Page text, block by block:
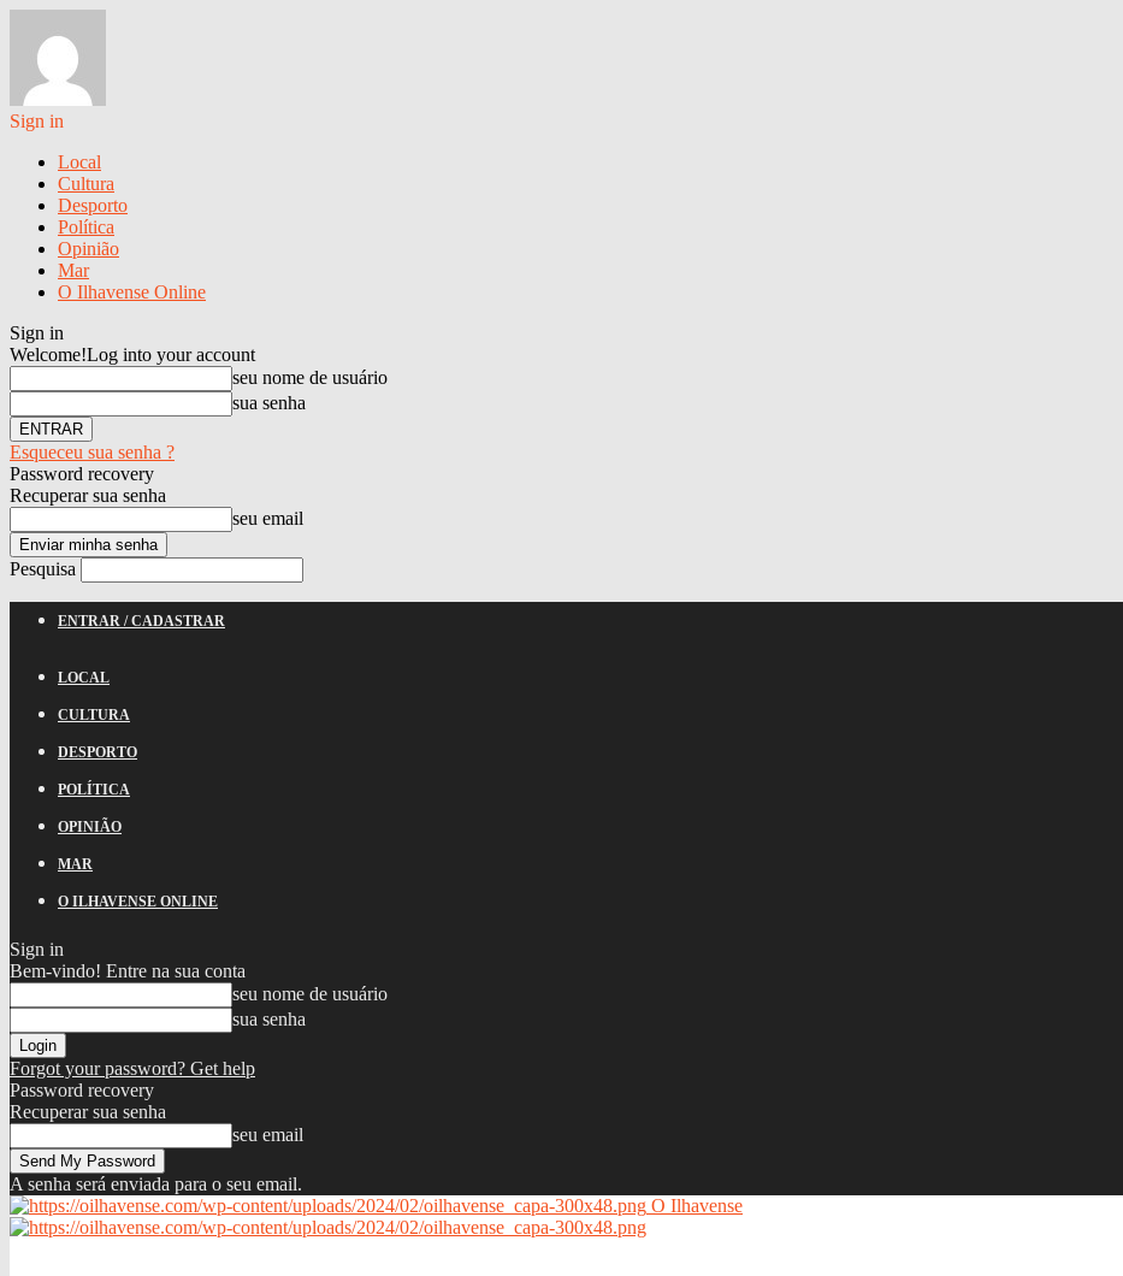
Sign in
Local
Cultura
Desporto
Política
Opinião
Mar
O Ilhavense Online
Sign in
Welcome!Log into your account
seu nome de usuário
sua senha
Esqueceu sua senha ?
Password recovery
Recuperar sua senha
seu email
Pesquisa
ENTRAR / CADASTRAR
LOCAL
CULTURA
DESPORTO
POLÍTICA
OPINIÃO
MAR
O ILHAVENSE ONLINE
Sign in
Bem-vindo! Entre na sua conta
seu nome de usuário
sua senha
Forgot your password? Get help
Password recovery
Recuperar sua senha
seu email
A senha será enviada para o seu email.
O Ilhavense